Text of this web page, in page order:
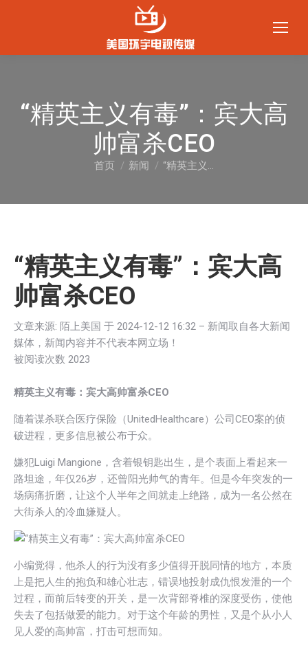
“精英主义有毒”：宾大高
帅富杀CEO
您在这里：
首页 新闻 “精英主义…
“精英主义有毒”：宾大高
帅富杀CEO
文章来源: 陌上美国 于 2024-12-12 16:32 – 新闻取自各大新闻
媒体，新闻内容并不代表本网立场！
被阅读次数 2023
精英主义有毒：宾大高帅富杀CEO
随着谋杀联合医疗保险（UnitedHealthcare）公司CEO案的侦
破进程，更多信息被公布于众。
嫌犯Luigi Mangione，含着银钥匙出生，是个表面上看起来一
路坦途，年仅26岁，还曾阳光帅气的青年。但是今年突发的一
场病痛折磨，让这个人半年之间就走上绝路，成为一名公然在
大街杀人的冷血嫌疑人。
小编觉得，他杀人的行为没有多少值得开脱同情的地方，本质
上是把人生的抱负和雄心壮志，错误地投射成仇恨发泄的一个
过程，而前后转变的开关，是一次背部脊椎的深度受伤，使他
失去了包括做爱的能力。对于这个年龄的男性，又是个从小人
见人爱的高帅富，打击可想而知。